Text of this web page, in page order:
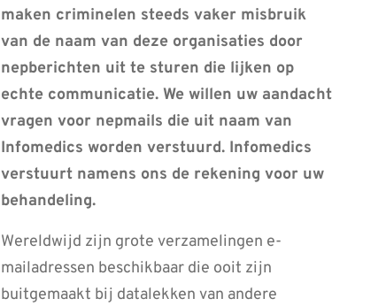
maken criminelen steeds vaker misbruik
van de naam van deze organisaties door
nepberichten uit te sturen die lijken op
echte communicatie. We willen uw aandacht
vragen voor nepmails die uit naam van
Infomedics worden verstuurd. Infomedics
verstuurt namens ons de rekening voor uw
behandeling.
Wereldwijd zijn grote verzamelingen e-
mailadressen beschikbaar die ooit zijn
buitgemaakt bij datalekken van andere